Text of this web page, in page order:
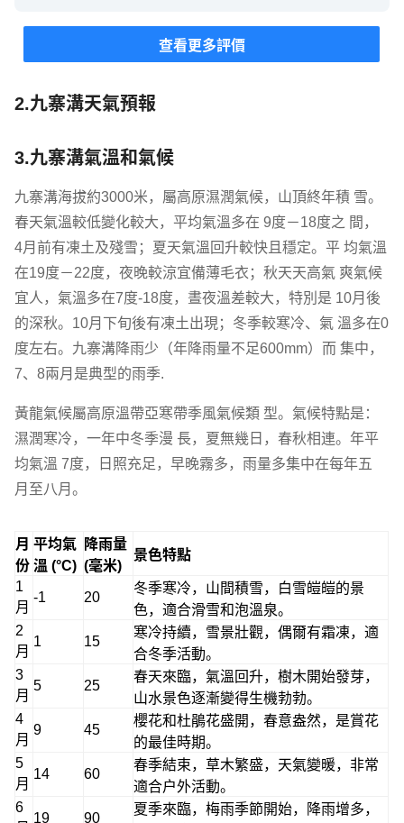
式豐富及材料普遍新鮮，但當地廚師似乎太過遷就香
港客人，不敢調味。非常了解及明白 貴公司需要照顧
「很清淡」、「很養生」，與印象中的川渝口味不
唯一不足是在首天，因香港航空提供的機上餐膳為小
食包(Snack box)，明白 貴公司已貼心安排送上「宵
夜」，但其實全體團友都沒有吃晚餐，一小碗水餃及
甜點，略嫌不足。所以 貴公司可以參考上文所述在行
程方面的第一個建議(夜市遊)。 住宿方面 一流酒店、
一流服務。 貴公司的選擇十分合適。 用車安排方面
司機駕駛穩妥、安全，能顧及乘客的舒適。 領隊及導
遊方面 領隊用心盡責，能細心回應團友們的需求，也
具有一定的應變能力。 在地導遊對於所有景區及遊覽
地的認知很深入，講解很詳細、清晰，連乘車途中見
到的也能仔細講解。亦很欣賞一位內地導遊能夠用不
俗的廣東話帶動氣氛，生動地導賞。 總體來說，這是
一個令人滿意的旅行團。
查看更多評價
2.九寨溝天氣預報
3.九寨溝氣溫和氣候
九寨溝海拔約3000米，屬高原濕潤氣候，山頂終年積 雪。
春天氣溫較低變化較大，平均氣溫多在 9度－18度之 間，
4月前有凍土及殘雪；夏天氣溫回升較快且穩定。平 均氣溫
在19度－22度，夜晚較涼宜備薄毛衣；秋天天高氣 爽氣候
宜人，氣溫多在7度-18度，晝夜溫差較大，特別是 10月後
的深秋。10月下旬後有凍土出現；冬季較寒冷、氣 溫多在0
度左右。九寨溝降雨少（年降雨量不足600mm）而 集中，
7、8兩月是典型的雨季.
黃龍氣候屬高原溫帶亞寒帶季風氣候類 型。氣候特點是：
濕潤寒冷，一年中冬季漫 長，夏無幾日，春秋相連。年平
均氣溫 7度，日照充足，早晚霧多，雨量多集中在每年五
月至八月。
月
份
平均氣
溫 (°C)
降雨量
(毫米)
景色特點
1
月
-1 20
冬季寒冷，山間積雪，白雪皚皚的景
色，適合滑雪和泡溫泉。
2
月
1 15
寒冷持續，雪景壯觀，偶爾有霜凍，適
合冬季活動。
3
月
5 25
春天來臨，氣溫回升，樹木開始發芽，
山水景色逐漸變得生機勃勃。
4
月
9 45
櫻花和杜鵑花盛開，春意盎然，是賞花
的最佳時期。
5
月
14 60
春季結束，草木繁盛，天氣變暖，非常
適合戶外活動。
6
19 90
夏季來臨，梅雨季節開始，降雨增多，